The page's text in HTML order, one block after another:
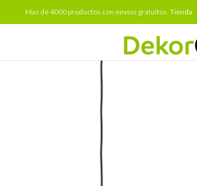
Mas de 4000 productos con envíos gratuitos. Tienda